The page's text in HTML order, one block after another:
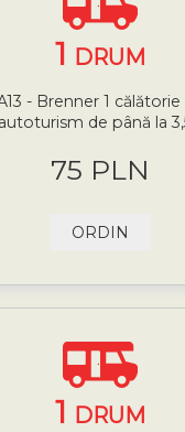
1 DRUM
- Brenner 1
autoturism de până la
75 PLN
ORDIN
1 DRUM